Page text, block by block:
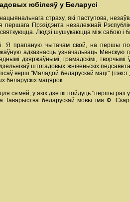
юбілеяў у Беларусі
страху, які паступова,
Прэзідэнта незалежнай
Людзі шушукаюцца між сабою і
Я прапаную чытачам свой, на першы
адказнасць узначальваць
дзяржаўнымі, грамадскімі,
штогадовых жнівеньскіх
верш "Маладой беларускай маці"
беларускіх мацярок.
сямей, у якіх дзеткі пойдуць "першы раз
Таварыства беларускай мовы імя Ф.